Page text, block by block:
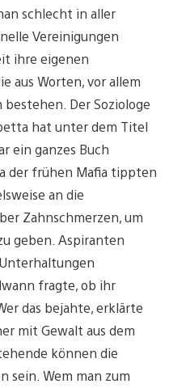
schlecht in aller
Vereinigungen
ihre eigenen
aus Worten, vor allem
bestehen. Der Soziologe
hat unter dem Titel
ein ganzes Buch
der frühen Mafia tippten
an die
Zahnschmerzen, um
geben. Aspiranten
fragte, ob ihr
das bejahte, erklärte
mit Gewalt aus dem
können die
sein. Wem man zum